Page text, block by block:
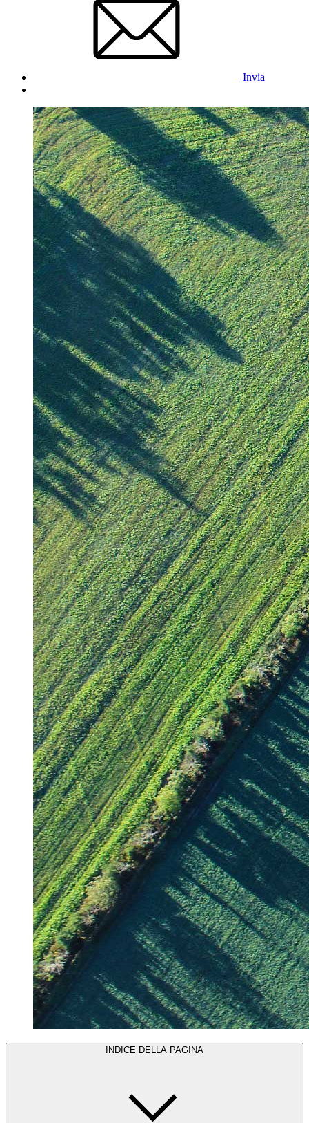
Invia
INDICE DELLA PAGINA